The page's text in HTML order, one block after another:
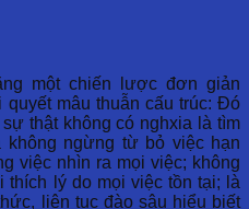
một chiến lược đơn giản
mâu thuẫn cấu trúc: Đó
thật không có nghxia là tìm
ngừng từ bỏ việc hạn
việc nhìn ra mọi việc; không
lý do mọi việc tồn tại; là
liên tục đào sâu hiểu biết